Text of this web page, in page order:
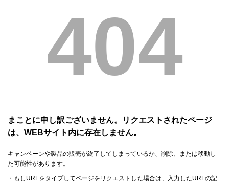
404
まことに申し訳ございません。リクエストされたページ
は、WEBサイト内に存在しません。
キャンペーンや製品の販売が終了してしまっているか、削除、または移動し
た可能性があります。
・もしURLをタイプしてページをリクエストした場合は、入力したURLの記